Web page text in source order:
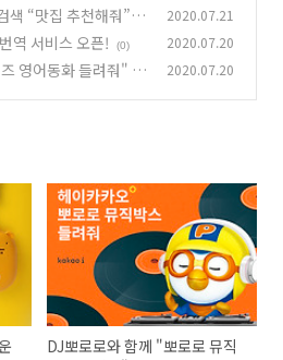
색 “맛집 추천해줘” 2020.07.21
역 서비스 오픈! (0) 2020.07.20
영어동화 들려줘" 2020.07.20
DJ뽀로로와 함께 "뽀로로 뮤직